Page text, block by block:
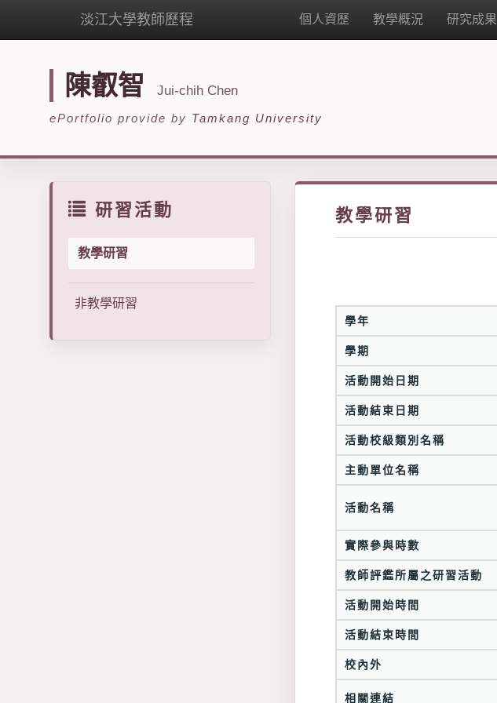
淡江大學教師歷程 個人資歷 教學概況 研究成果
陳叡智 Jui-chih Chen
ePortfolio provide by Tamkang University
研習活動
教學研習
非教學研習
教學研習
學年
學期
活動開始日期
活動結束日期
活動校級類別名稱
主動單位名稱
活動名稱
實際參與時數
教師評鑑所屬之研習活動
活動開始時間
活動結束時間
校內外
相關連結